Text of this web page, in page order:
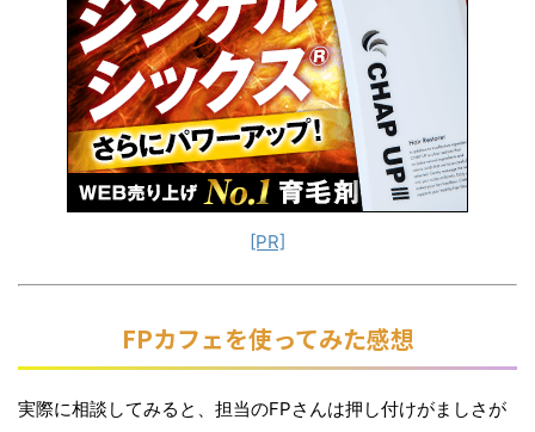
[PR]
FPカフェを使ってみた感想
実際に相談してみると、担当のFPさんは押し付けがましさが